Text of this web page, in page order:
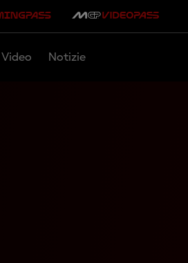
Video Notizie